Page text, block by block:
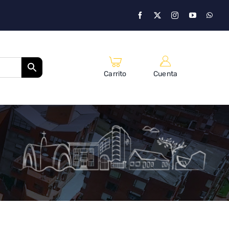
Carrito Cuenta